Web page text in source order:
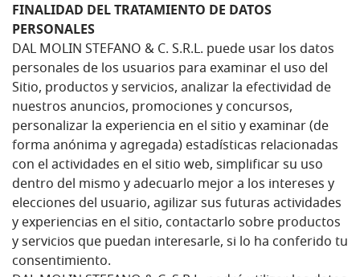
FINALIDAD DEL TRATAMIENTO DE DATOS
PERSONALES
DAL MOLIN STEFANO & C. S.R.L. puede usar los datos
personales de los usuarios para examinar el uso del
Sitio, productos y servicios, analizar la efectividad de
nuestros anuncios, promociones y concursos,
personalizar la experiencia en el sitio y examinar (de
forma anónima y agregada) estadísticas relacionadas
con el actividades en el sitio web, simplificar su uso
dentro del mismo y adecuarlo mejor a los intereses y
elecciones del usuario, agilizar sus futuras actividades
y experiencias en el sitio, contactarlo sobre productos
y servicios que puedan interesarle, si lo ha conferido tu
consentimiento.